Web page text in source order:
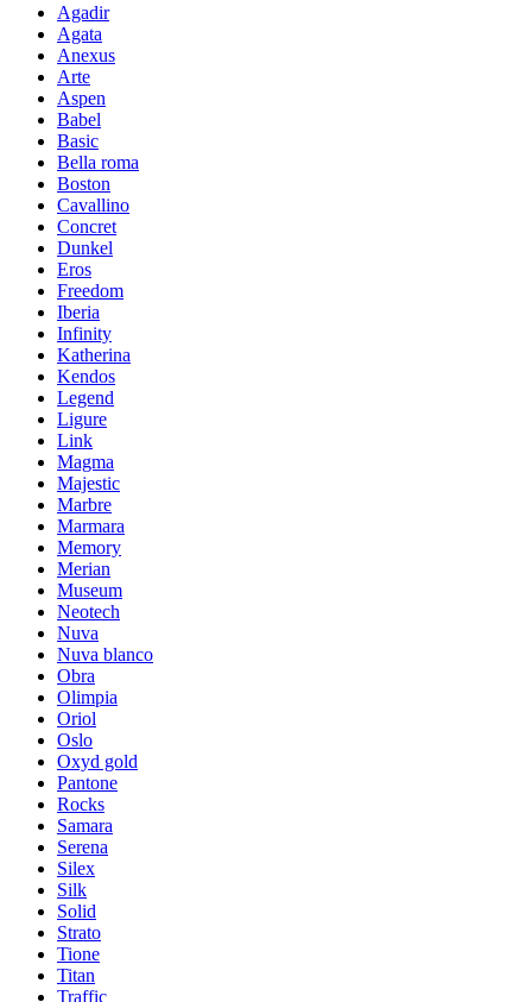
Agadir
Agata
Anexus
Arte
Aspen
Babel
Basic
Bella roma
Boston
Cavallino
Concret
Dunkel
Eros
Freedom
Iberia
Infinity
Katherina
Kendos
Legend
Ligure
Link
Magma
Majestic
Marbre
Marmara
Memory
Merian
Museum
Neotech
Nuva
Nuva blanco
Obra
Olimpia
Oriol
Oslo
Oxyd gold
Pantone
Rocks
Samara
Serena
Silex
Silk
Solid
Strato
Tione
Titan
Traffic